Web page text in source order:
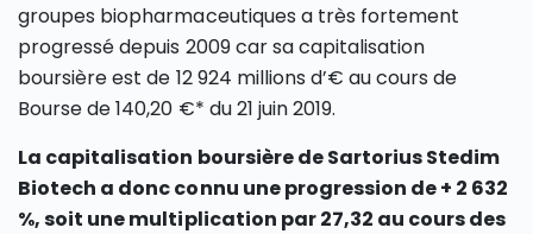
groupes biopharmaceutiques a très fortement
progressé depuis 2009 car sa capitalisation
boursière est de 12 924 millions d’€ au cours de
Bourse de 140,20 €* du 21 juin 2019.
La capitalisation boursière de Sartorius Stedim
Biotech a donc connu une progression de + 2 632
%, soit une multiplication par 27,32 au cours des